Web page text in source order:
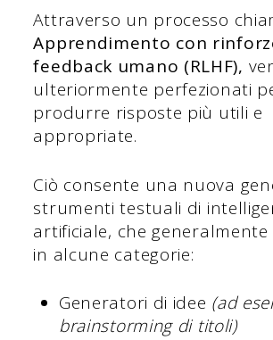
Attraverso un processo
Apprendimento con
feedback umano (RLHF),
ulteriormente perfezionati
produrre risposte più utili e
appropriate.
Ciò consente una nuova
strumenti testuali di
artificiale, che
in alcune categorie:
Generatori di idee (ad
brainstorming di titoli)